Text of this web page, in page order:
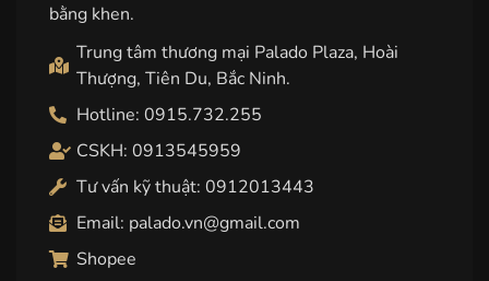
bằng khen.
Trung tâm thương mại Palado Plaza, Hoài
Thượng, Tiên Du, Bắc Ninh.
Hotline: 0915.732.255
CSKH: 0913545959
Tư vấn kỹ thuật: 0912013443
Email: palado.vn@gmail.com
Shopee